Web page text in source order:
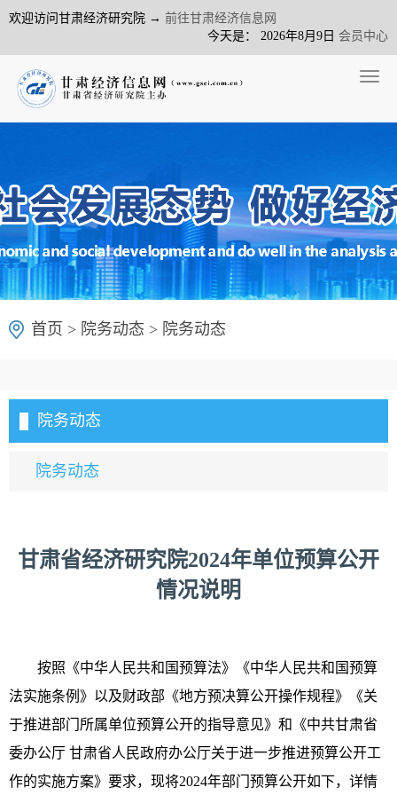
欢迎访问甘肃经济研究院 → 前往甘肃经济信息网
今天是： 2026年8月9日 会员中心
首页 > 院务动态 > 院务动态
院务动态
院务动态
甘肃省经济研究院2024年单位预算公开
情况说明
按照《中华人民共和国预算法》《中华人民共和国预算
法实施条例》以及财政部《地方预决算公开操作规程》《关
于推进部门所属单位预算公开的指导意见》和《中共甘肃省
委办公厅 甘肃省人民政府办公厅关于进一步推进预算公开工
作的实施方案》要求，现将2024年部门预算公开如下，详情